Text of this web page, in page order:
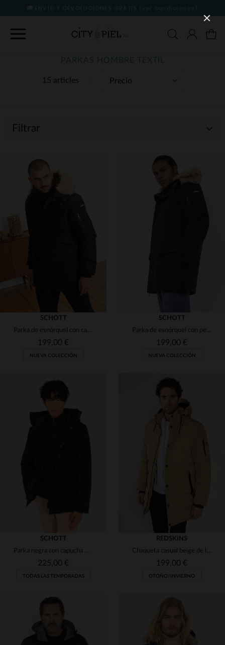
ENVÍO Y DEVOLUCIONES GRATIS (ver condiciones)
15 articles
PARKAS HOMBRE TEXTIL
Filtrar
(1)
(8)
(7)
(5)
(1)
(1)
TALLAS DISPONIBLES
S
SCHOTT
Parka de esnórquel con capucha de piel desmontable
199,00 €
NUEVA COLECCIÓN
SCHOTT
Parka de esnórquel con pelo sintético desmontable
199,00 €
NUEVA COLECCIÓN
SCHOTT
Parka negra con capucha multibolsillos
225,00 €
TODAS LAS TEMPORADAS
REDSKINS
Chaqueta casual beige de largo medio
199,00 €
OTOÑO/INVIERNO